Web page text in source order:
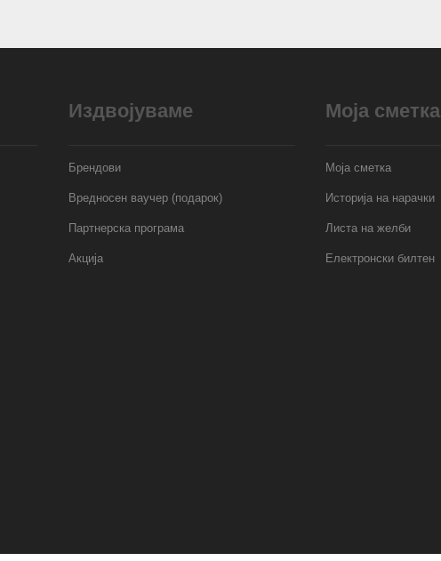
Издвојуваме
Брендови
Вредносен ваучер (подарок)
Партнерска програма
Акција
Моја сметка
Моја сметка
Историја на нарачки
Листа на желби
Електронски билтен